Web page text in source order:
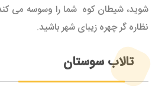
شوید، شیطان کوه شما را وسوسه می کند
نظاره گر چهره زیبای شهر باشید.
تالاب سوستان